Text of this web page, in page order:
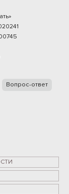
Вопрос-ответ